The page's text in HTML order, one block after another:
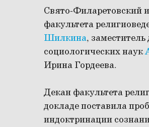
Свято-Филаретовский
факультета
Шилкина,
социологических наук
Ирина Гордеева.
Декан факультета
докладе поставила
индоктринации